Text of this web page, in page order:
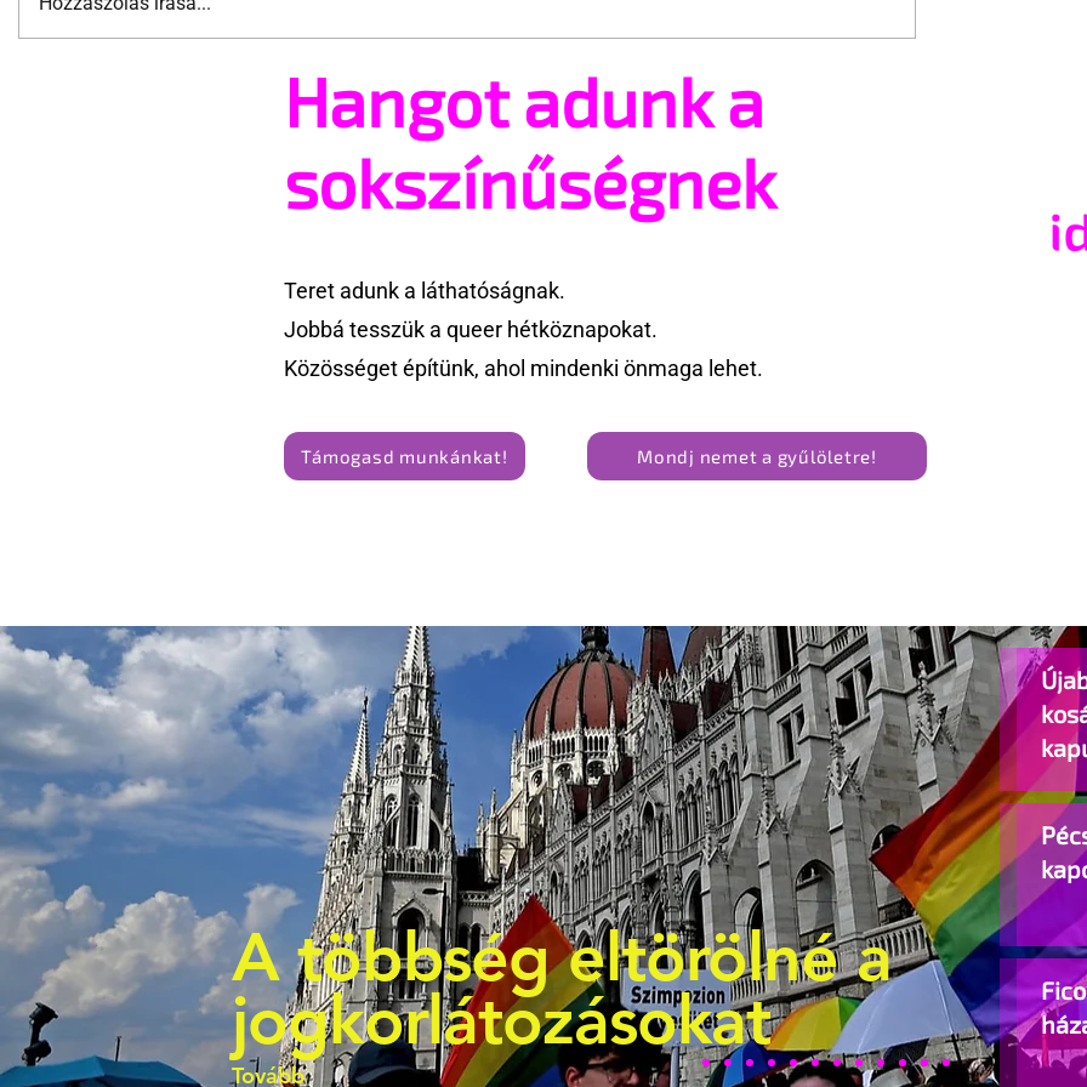
New York először rendezett
Két évig figyelmen kívül
hagyta a Blikk egy
transznemű nő törlési
kérelmét – most 25 milliót
fizet
Hangot adunk a
sokszínűségnek
Teret adunk a láthatóságnak.
Jobbá tesszük a queer hétköznapokat.
Közösséget építünk, ahol mindenki önmaga lehet.
Támogasd munkánkat! Mondj nemet a gyűlöletre!
A többség eltörölné a
jogkorlátozásokat
Tovább